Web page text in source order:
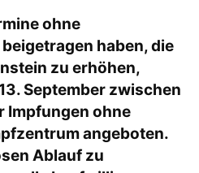
ohne
haben, die
zu erhöhen,
September zwischen
Impfungen ohne
angeboten.
Ablauf zu